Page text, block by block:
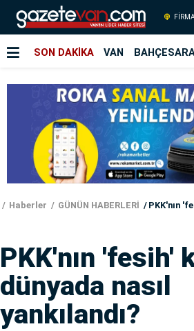
SON DAKİKA VAN
Haberler GÜNÜN HABERLERİ PKK'nın 'fesih'
PKK'nın 'fesih'
dünyada nasıl
yankılandı?